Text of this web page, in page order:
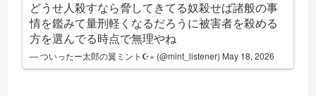
どうせ人殺すなら脅してきてる奴殺せば諸般の事
情を鑑みて量刑軽くなるだろうに被害者を殺める
方を選んでる時点で無理やね
— ついったー太郎の翼ミント☪︎× (@mint_listener) May 18, 2026